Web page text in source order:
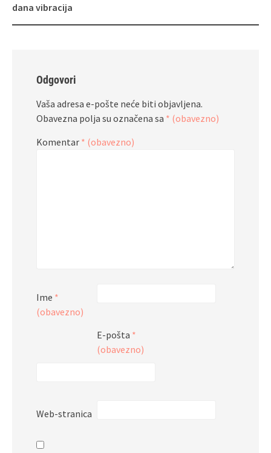
dana vibracija
Odgovori
Vaša adresa e-pošte neće biti objavljena.
Obavezna polja su označena sa * (obavezno)
Komentar * (obavezno)
Ime *
(obavezno)
E-pošta *
(obavezno)
Web-stranica